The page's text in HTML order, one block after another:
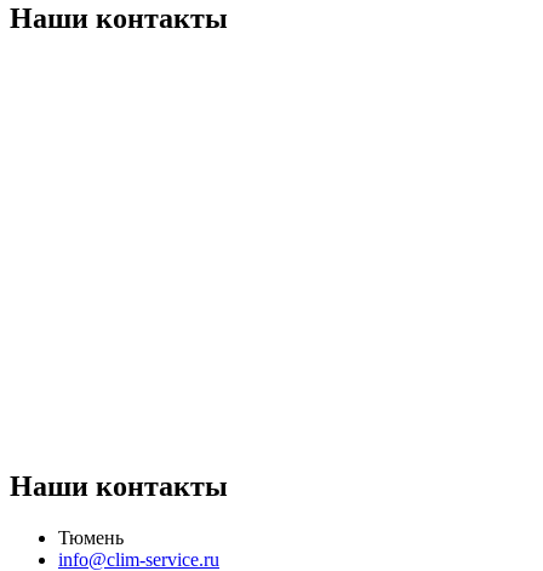
Наши контакты
Наши контакты
Тюмень
info@clim-service.ru